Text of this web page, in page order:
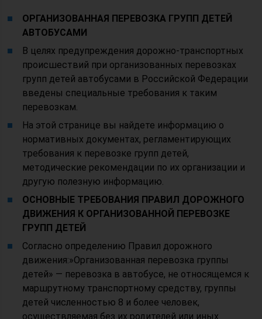
ОРГАНИЗОВАННАЯ ПЕРЕВОЗКА ГРУПП ДЕТЕЙ
АВТОБУСАМИ
В целях предупреждения дорожно-транспортных
происшествий при организованных перевозках
групп детей автобусами в Российской Федерации
введены специальные требования к таким
перевозкам.
На этой странице вы найдете информацию о
нормативных документах, регламентирующих
требования к перевозке групп детей,
методические рекомендации по их организации и
другую полезную информацию.
ОСНОВНЫЕ ТРЕБОВАНИЯ ПРАВИЛ ДОРОЖНОГО
ДВИЖЕНИЯ К ОРГАНИЗОВАННОЙ ПЕРЕВОЗКЕ
ГРУПП ДЕТЕЙ
Согласно определению Правил дорожного
движения:»Организованная перевозка группы
детей» — перевозка в автобусе, не относящемся к
маршрутному транспортному средству, группы
детей численностью 8 и более человек,
осуществляемая без их родителей или иных